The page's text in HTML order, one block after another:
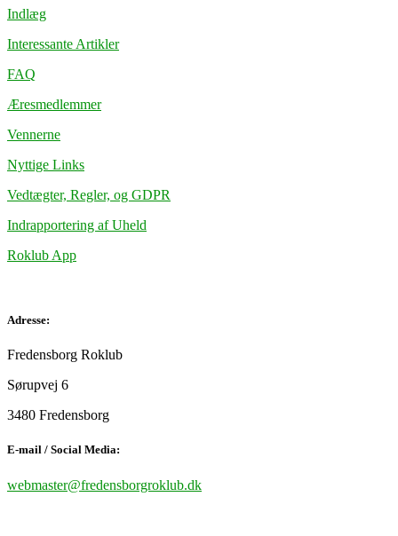
Indlæg
Interessante Artikler
FAQ
Æresmedlemmer
Vennerne
Nyttige Links
Vedtægter, Regler, og GDPR
Indrapportering af Uheld
Roklub App
Adresse:
Fredensborg Roklub
Sørupvej 6
3480 Fredensborg
E-mail / Social Media:
webmaster@fredensborgroklub.dk